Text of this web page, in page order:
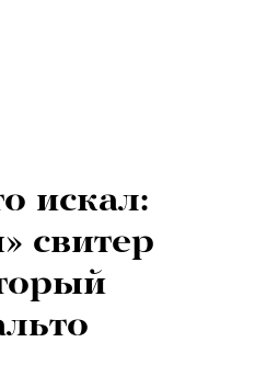
искал:
свитер